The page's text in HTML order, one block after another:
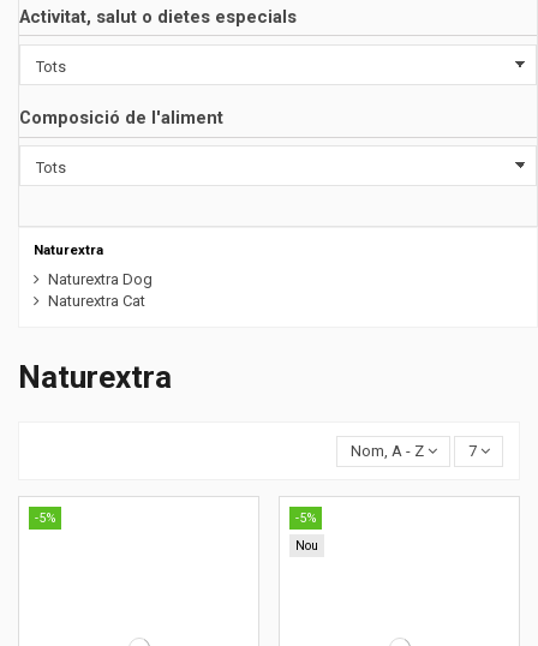
Naturextra
Nom, A - Z 7
-5%
-5%
Nou
Activitat, salut o dietes especials
Composició de l'aliment
Naturextra
Naturextra Dog
Naturextra Cat